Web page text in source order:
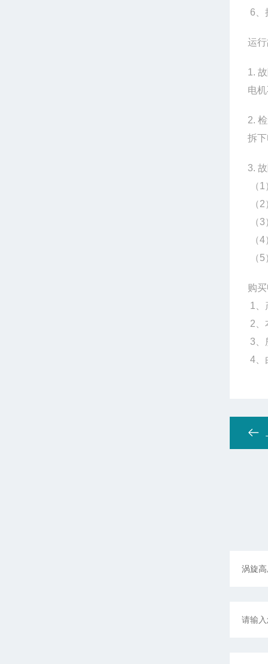
6、
运
1.
电
2.
拆
3.
（
（
（
（
（
购
1、
2、
3、
4、